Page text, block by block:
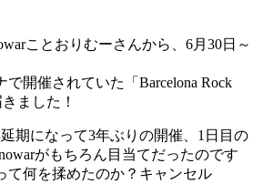
ことおりむーさんから、6月30日～
開催されていた「Barcelona Rock
ました！
期になって3年ぶりの開催、1日目の
がもちろん目当てだったのです
て何を揉めたのか？キャンセル